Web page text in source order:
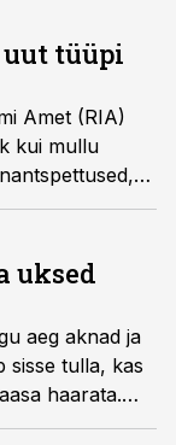
tüüpi
Amet (RIA)
kui mullu
ettevõtete
uksed
aeg aknad ja
sisse tulla, kas
haarata.